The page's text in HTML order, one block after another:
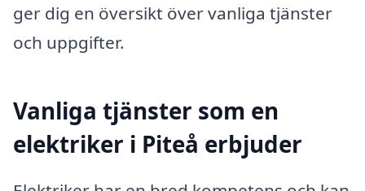
ger dig en översikt över vanliga tjänster
och uppgifter.
Vanliga tjänster som en
elektriker i Piteå erbjuder